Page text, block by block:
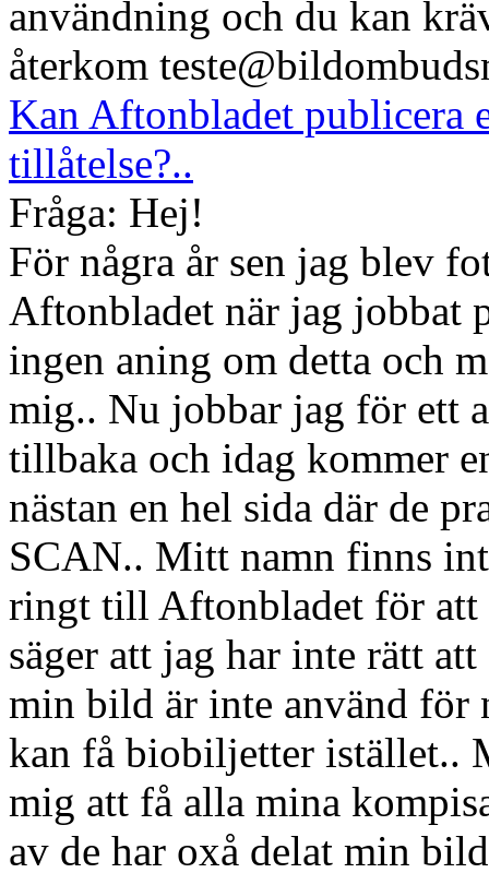
användning och du kan
återkom
Kan Aftonbladet publicera
tillåtelse?..
Fråga: Hej!
För några år sen jag blev
Aftonbladet när jag jobbat
ingen aning om detta och
mig.. Nu jobbar jag för ett
tillbaka och idag kommer
nästan en hel sida där de
SCAN.. Mitt namn finns
ringt till Aftonbladet för att
säger att jag har inte rätt
min bild är inte använd för
kan få biobiljetter istället..
mig att få alla mina
av de har oxå delat min